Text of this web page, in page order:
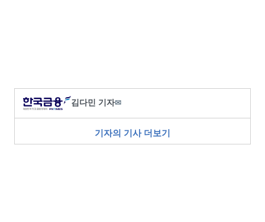
김다민 기자✉
기자의 기사 더보기